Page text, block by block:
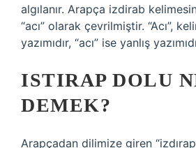
algılanır. Arapça izdirab
“acı” olarak çevrilmiştir. “Acı”,
yazımıdır, “acı” ise yanlış
ISTIRAP DOLU
DEMEK?
Arapçadan dilimize giren